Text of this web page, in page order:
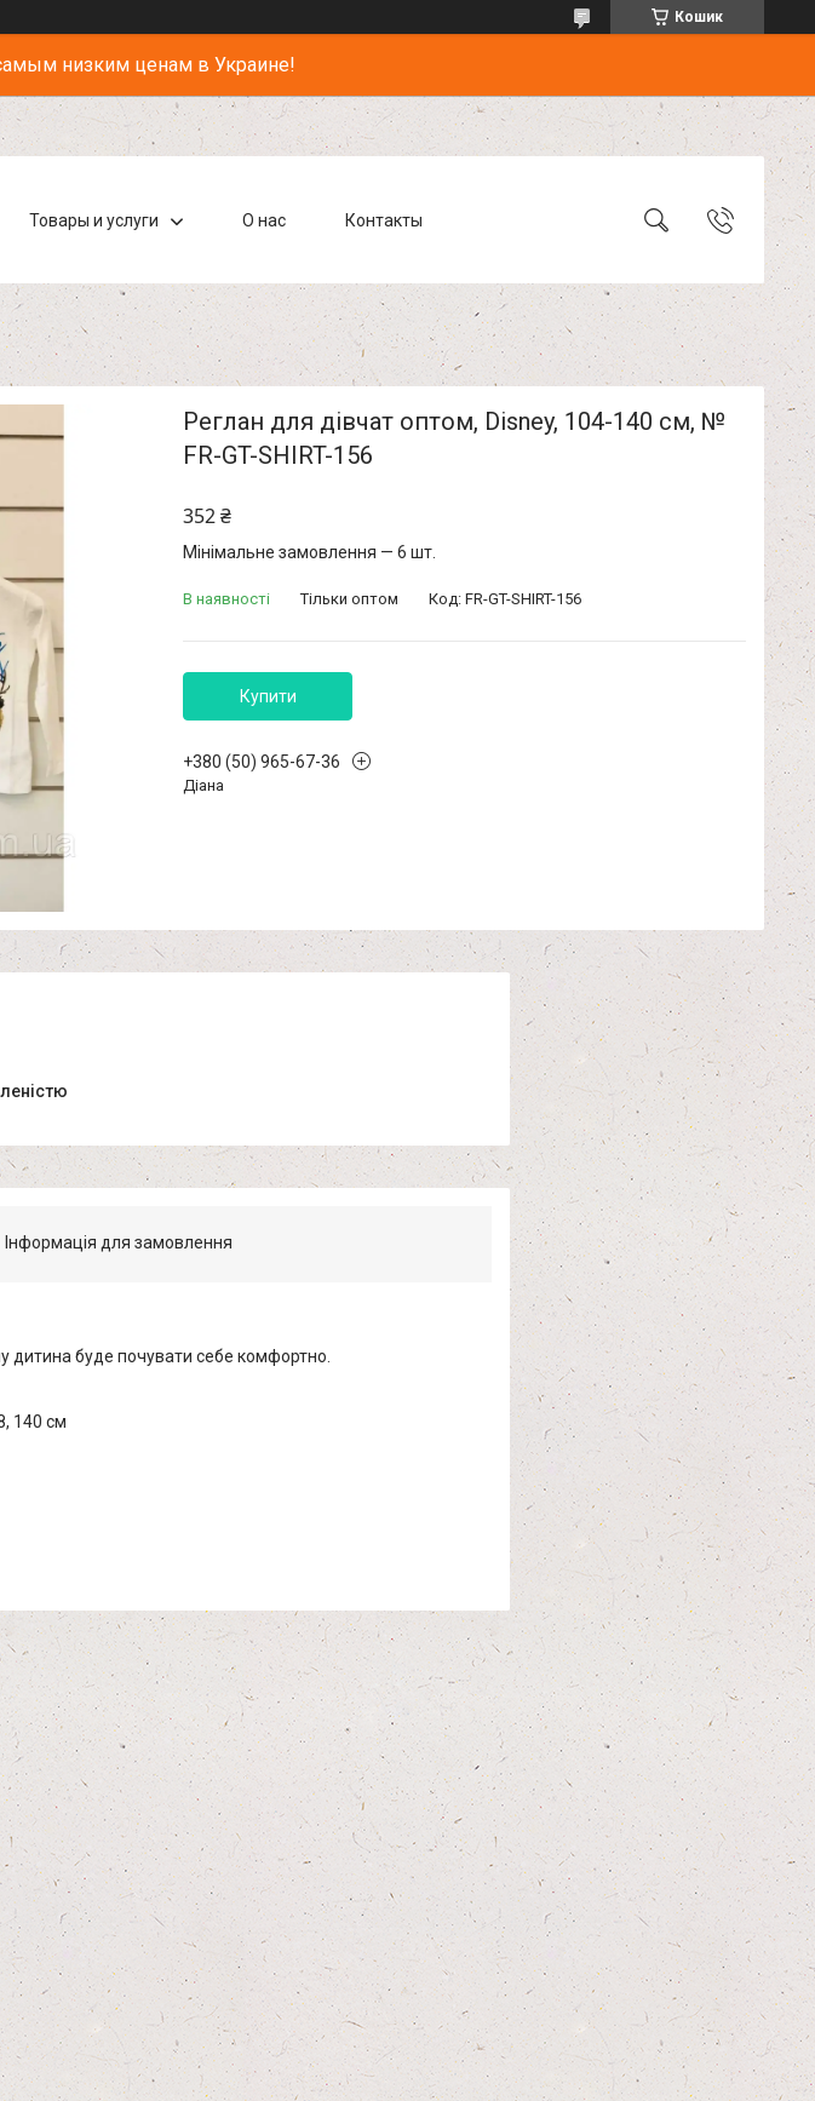
Кошик
низким ценам в Украине!
Товары и услуги О нас Контакты
Реглан для дівчат оптом, Disney, 104-140 см, №
FR-GT-SHIRT-156
352 ₴
Мінімальне замовлення — 6 шт.
В наявності Тільки оптом Код: FR-GT-SHIRT-156
Купити
+380 (50) 965-67-36
Діана
Інформація для замовлення
дитина буде почувати себе комфортно.
140 см